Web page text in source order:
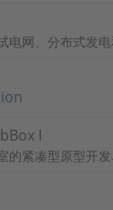
电网、分布式发
I
的紧凑型原型开